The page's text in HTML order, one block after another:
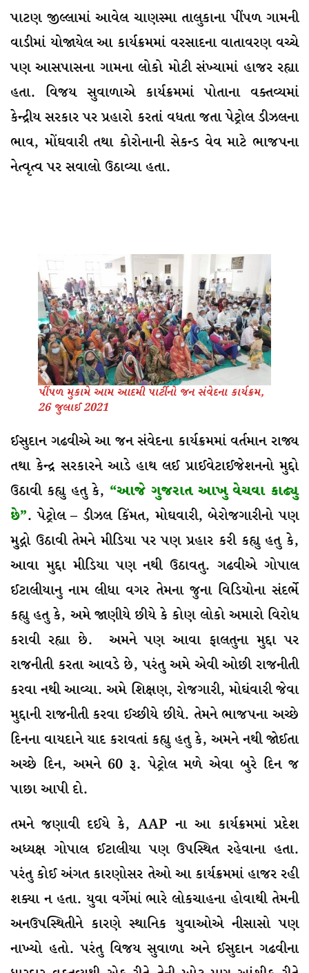
પાટણ જીલ્લામાં આવેલ ચાણસ્મા તાલુકાના પીંપળ ગામની
વાડીમાં યોજાયેલ આ કાર્યક્રમમાં વરસાદના વાતાવરણ વચ્ચે
પણ આસપાસના ગામના લોકો મોટી સંખ્યામાં હાજર રહ્યા
હતા. વિજય સુવાળાએ કાર્યક્રમમાં પોતાના વક્તવ્યમાં
કેન્દ્રીય સરકાર પર પ્રહારો કરતાં વધતા જતા પેટ્રોલ ડીઝલના
ભાવ, મોંઘવારી તથા કોરોનાની સેકન્ડ વેવ માટે ભાજપના
નેત્વૃત્વ પર સવાલો ઉઠાવ્યા હતા.
પીંપળ મુકામે આમ આદમી પાર્ટીનો જન સંવેદના કાર્યક્રમ,
26 જુલાઈ 2021
ઈસુદાન ગઢવીએ આ જન સંવેદના કાર્યક્રમમાં વર્તમાન રાજ્ય
તથા કેન્દ્ર સરકારને આડે હાથ લઈ પ્રાઈવેટાઈજેશનનો મુદ્દો
ઉઠાવી કહ્યુ હતુ કે, “આજે ગુજરાત આખુ વેચવા કાઢ્યુ
છે”. પેટ્રોલ – ડીઝલ કિંમત, મોઘવારી, બેરોજગારીનો પણ
મુ્દ્ગો ઉઠાવી તેમને મીડિયા પર પણ પ્રહાર કરી કહ્યુ હતુ કે,
આવા મુદ્દા મીડિયા પણ નથી ઉઠાવતુ. ગઢવીએ ગોપાલ
ઈટાલીયાનુ નામ લીધા વગર તેમના જુના વિડિયોના સંદર્ભે
કહ્યુ હતુ કે, અમે જાણીયે છીયે કે કોણ લોકો અમારો વિરોધ
કરાવી રહ્યા છે. અમને પણ આવા ફાલતુના મુદ્દા પર
રાજનીતી કરતા આવડે છે, પરંતુ અમે એવી ઓછી રાજનીતી
કરવા નથી આવ્યા. અમે શિક્ષણ, રોજગારી, મોઘંવારી જેવા
મુદ્દાની રાજનીતી કરવા ઈચ્છીયે છીયે. તેમને ભાજપના અચ્છે
દિનના વાયદાને યાદ કરાવતાં કહ્યુ હતુ કે, અમને નથી જોઈતા
અચ્છે દિન, અમને 60 રૂ. પેટ્રોલ મળે એવા બુરે દિન જ
પાછા આપી દો.
તમને જણાવી દઈયે કે, AAP ના આ કાર્યક્રમમાં પ્રદેશ
અધ્યક્ષ ગોપાલ ઈટાલીયા પણ ઉપસ્થિત રહેવાના હતા.
પરંતુ કોઈ અંગત કારણોસર તેઓ આ કાર્યક્રમમાં હાજર રહી
શક્યા ન હતા. યુવા વર્ગેમાં ભારે લોકચાહના હોવાથી તેમની
અનઉપસ્થિતીને કારણે સ્થાનિક યુવાઓએ નીસાસો પણ
નાખ્યો હતો. પરંતુ વિજય સુવાળા અને ઈસુદાન ગઢવીના